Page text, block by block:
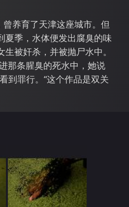
养育了天津这座城市。但
夏季，水体便发出腐臭的味
被奸杀，并被抛尸水中。
那条腥臭的死水中，她说
到罪行。“这个作品是双关